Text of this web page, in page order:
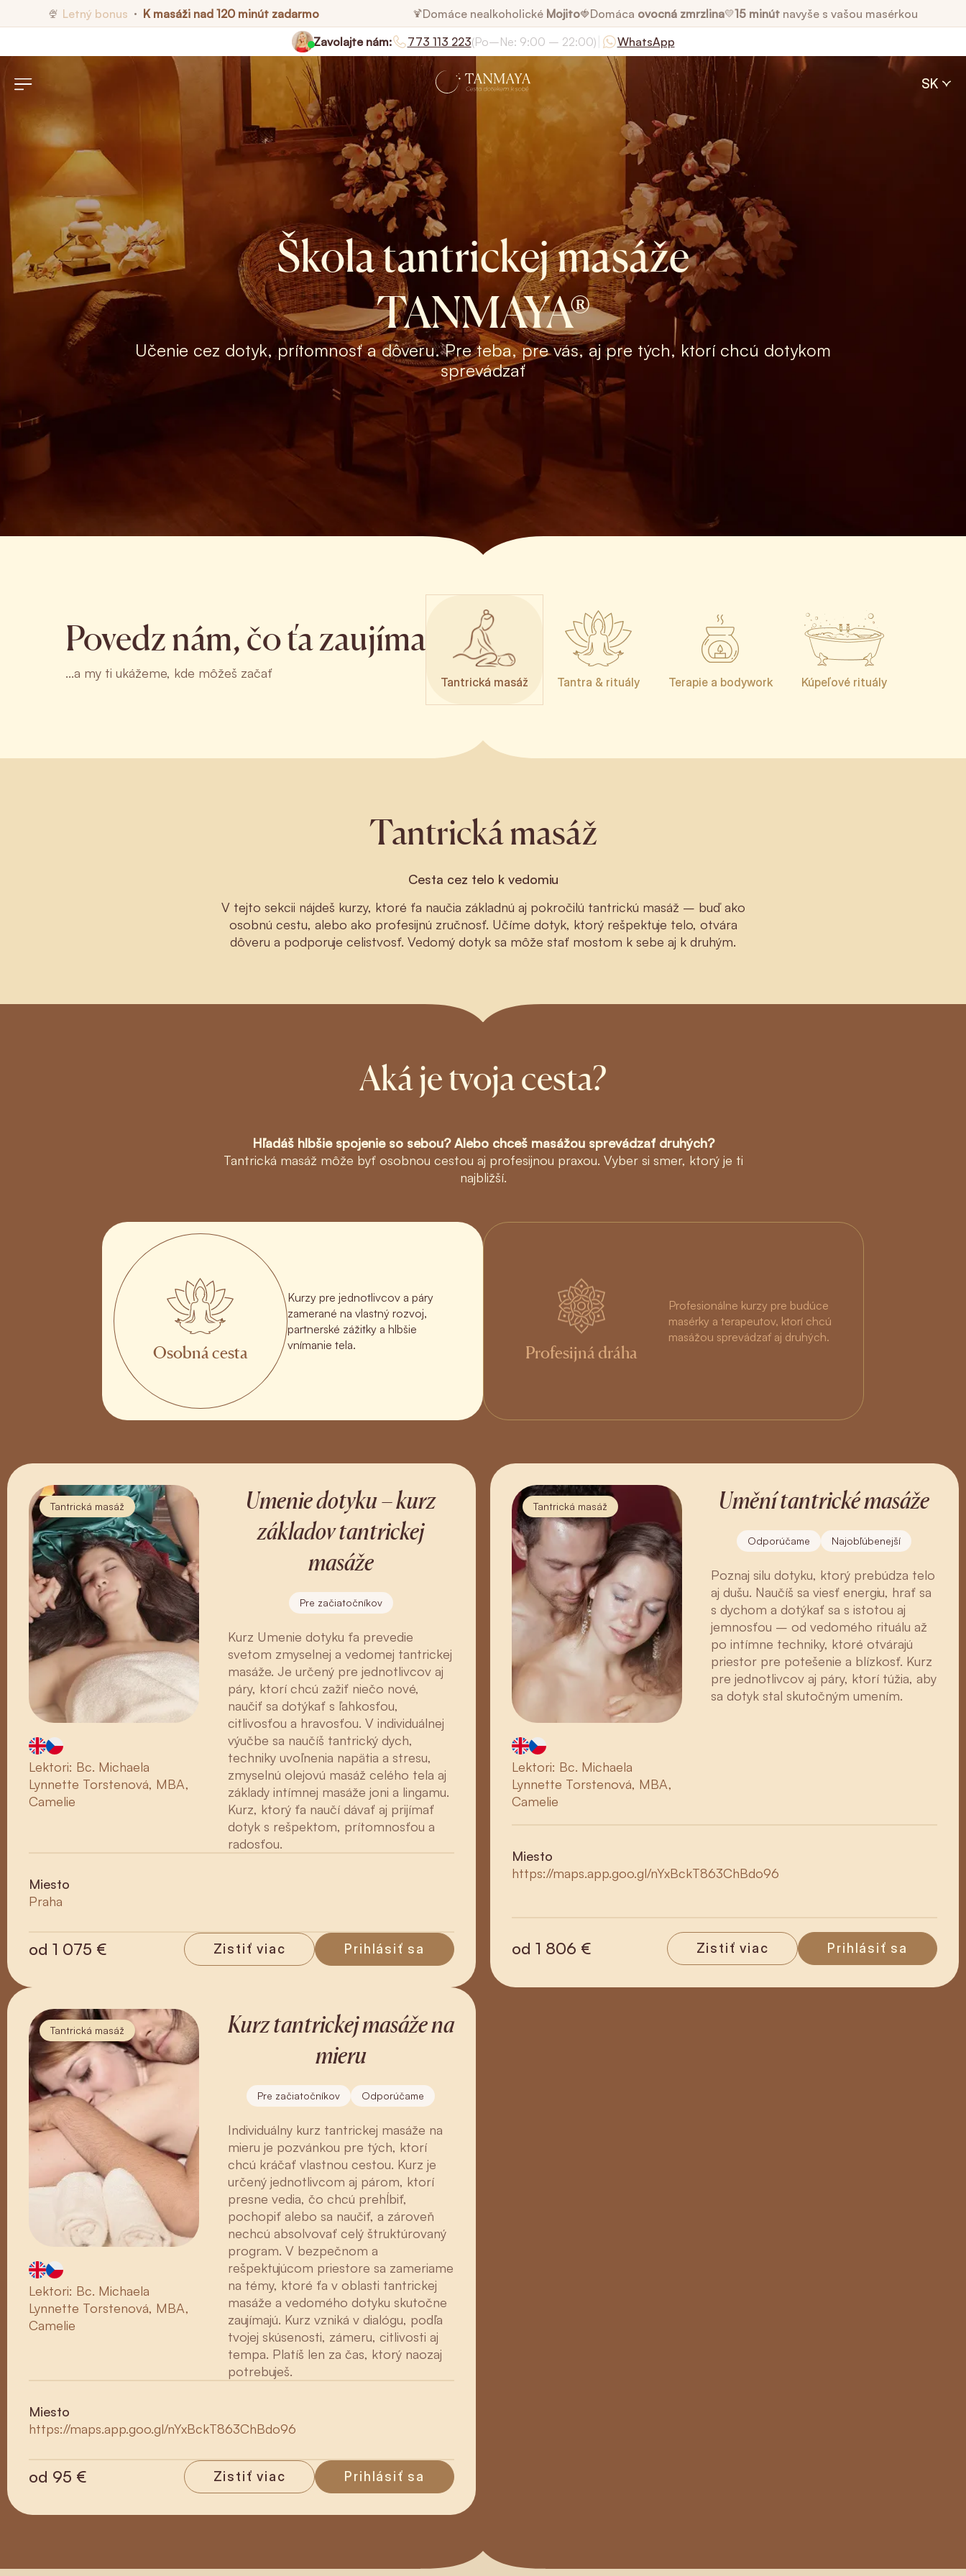
🍨 Letný bonus • K masáži nad 120 minút zadarmo 🍹Domáce nealkoholické Mojito🍓Domáca ovocná zmrzlina💛15 minút navyše s vašou masérkou
Zavolajte nám:
773 113 223(Po–Ne: 9:00 – 22:00) WhatsApp
SK
Škola tantrickej masáže
TANMAYA®
Učenie cez dotyk, prítomnosť a dôveru. Pre teba, pre vás, aj pre tých, ktorí chcú dotykom
sprevádzať
Povedz nám, čo ťa zaujíma
...a my ti ukážeme, kde môžeš začať
Tantrická masáž Tantra & rituály Terapie a bodywork Kúpeľové rituály
Tantrická masáž
Cesta cez telo k vedomiu
V tejto sekcii nájdeš kurzy, ktoré ťa naučia základnú aj pokročilú tantrickú masáž – buď ako
osobnú cestu, alebo ako profesijnú zručnosť. Učíme dotyk, ktorý rešpektuje telo, otvára
dôveru a podporuje celistvosť. Vedomý dotyk sa môže stať mostom k sebe aj k druhým.
Aká je tvoja cesta?
Hľadáš hlbšie spojenie so sebou? Alebo chceš masážou sprevádzať druhých?
Tantrická masáž môže byť osobnou cestou aj profesijnou praxou. Vyber si smer, ktorý je ti
najbližší.
Osobná cesta
Kurzy pre jednotlivcov a páry
zamerané na vlastný rozvoj,
partnerské zážitky a hlbšie
vnímanie tela.
Profesijná dráha
Profesionálne kurzy pre budúce
masérky a terapeutov, ktorí chcú
masážou sprevádzať aj druhých.
Tantrická masáž
Lektori: Bc. Michaela
Lynnette Torstenová, MBA,
Camelie
Umenie dotyku – kurz
základov tantrickej
masáže
Pre začiatočníkov
Kurz Umenie dotyku ťa prevedie
svetom zmyselnej a vedomej tantrickej
masáže. Je určený pre jednotlivcov aj
páry, ktorí chcú zažiť niečo nové,
naučiť sa dotýkať s ľahkosťou,
citlivosťou a hravosťou. V individuálnej
výučbe sa naučíš tantrický dych,
techniky uvoľnenia napätia a stresu,
zmyselnú olejovú masáž celého tela aj
základy intímnej masáže joni a lingamu.
Kurz, ktorý ťa naučí dávať aj prijímať
dotyk s rešpektom, prítomnosťou a
radosťou.
Miesto
Praha
od 1 075 € Zistiť viac Prihlásiť sa
Tantrická masáž
Lektori: Bc. Michaela
Lynnette Torstenová, MBA,
Camelie
Umění tantrické masáže
Odporúčame Najobľúbenejší
Poznaj silu dotyku, ktorý prebúdza telo
aj dušu. Naučíš sa viesť energiu, hrať sa
s dychom a dotýkať sa s istotou aj
jemnosťou – od vedomého rituálu až
po intímne techniky, ktoré otvárajú
priestor pre potešenie a blízkosť. Kurz
pre jednotlivcov aj páry, ktorí túžia, aby
sa dotyk stal skutočným umením.
Miesto
https://maps.app.goo.gl/nYxBckT863ChBdo96
od 1 806 € Zistiť viac Prihlásiť sa
Tantrická masáž
Lektori: Bc. Michaela
Lynnette Torstenová, MBA,
Camelie
Kurz tantrickej masáže na
mieru
Pre začiatočníkov Odporúčame
Individuálny kurz tantrickej masáže na
mieru je pozvánkou pre tých, ktorí
chcú kráčať vlastnou cestou. Kurz je
určený jednotlivcom aj párom, ktorí
presne vedia, čo chcú prehĺbiť,
pochopiť alebo sa naučiť, a zároveň
nechcú absolvovať celý štruktúrovaný
program. V bezpečnom a
rešpektujúcom priestore sa zameriame
na témy, ktoré ťa v oblasti tantrickej
masáže a vedomého dotyku skutočne
zaujímajú. Kurz vzniká v dialógu, podľa
tvojej skúsenosti, zámeru, citlivosti aj
tempa. Platíš len za čas, ktorý naozaj
potrebuješ.
Miesto
https://maps.app.goo.gl/nYxBckT863ChBdo96
od 95 € Zistiť viac Prihlásiť sa